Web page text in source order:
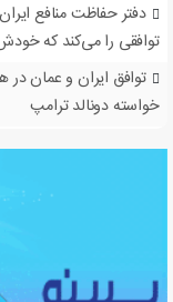
دفتر حفاظت منافع
توافقی را می‌کند که
توافق ایران و عمان در
خواسته دونالد ترامپ